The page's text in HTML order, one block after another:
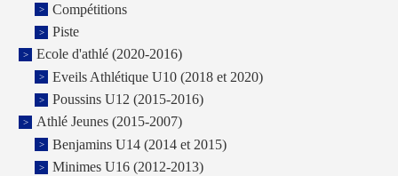
Compétitions
Piste
Ecole d'athlé (2020-2016)
Eveils Athlétique U10 (2018 et 2020)
Poussins U12 (2015-2016)
Athlé Jeunes (2015-2007)
Benjamins U14 (2014 et 2015)
Minimes U16 (2012-2013)